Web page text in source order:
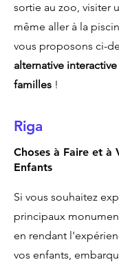
sortie au zoo, visiter
même aller à la
vous proposons ci-
alternative
familles !
Riga
Choses à Faire et à
Enfants
Si vous souhaitez
principaux
en rendant
vos enfants,